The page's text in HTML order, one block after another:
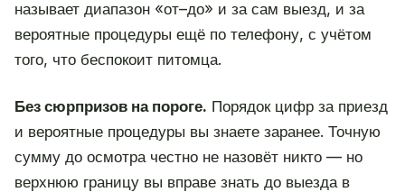
называет диапазон «от–до» и за сам выезд, и за
вероятные процедуры ещё по телефону, с учётом
того, что беспокоит питомца.
Без сюрпризов на пороге. Порядок цифр за приезд
и вероятные процедуры вы знаете заранее. Точную
сумму до осмотра честно не назовёт никто — но
верхнюю границу вы вправе знать до выезда в